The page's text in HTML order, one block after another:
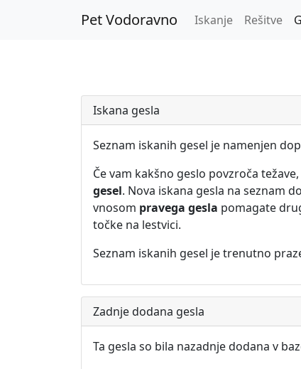
Pet Vodoravno Iskanje Rešitve
Iskana gesla
Seznam iskanih gesel je namenjen
Če vam kakšno geslo povzroča
gesel. Nova iskana gesla na seznam
vnosom pravega gesla pomagate
točke na lestvici.
Seznam iskanih gesel je trenutno
Zadnje dodana gesla
Ta gesla so bila nazadnje dodana v